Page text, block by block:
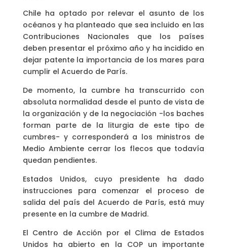
Chile ha optado por relevar el asunto de los
océanos y ha planteado que sea incluido en las
Contribuciones Nacionales que los países
deben presentar el próximo año y ha incidido en
dejar patente la importancia de los mares para
cumplir el Acuerdo de París.
De momento, la cumbre ha transcurrido con
absoluta normalidad desde el punto de vista de
la organización y de la negociación -los baches
forman parte de la liturgia de este tipo de
cumbres- y corresponderá a los ministros de
Medio Ambiente cerrar los flecos que todavía
quedan pendientes.
Estados Unidos, cuyo presidente ha dado
instrucciones para comenzar el proceso de
salida del país del Acuerdo de París, está muy
presente en la cumbre de Madrid.
El Centro de Acción por el Clima de Estados
Unidos ha abierto en la COP un importante